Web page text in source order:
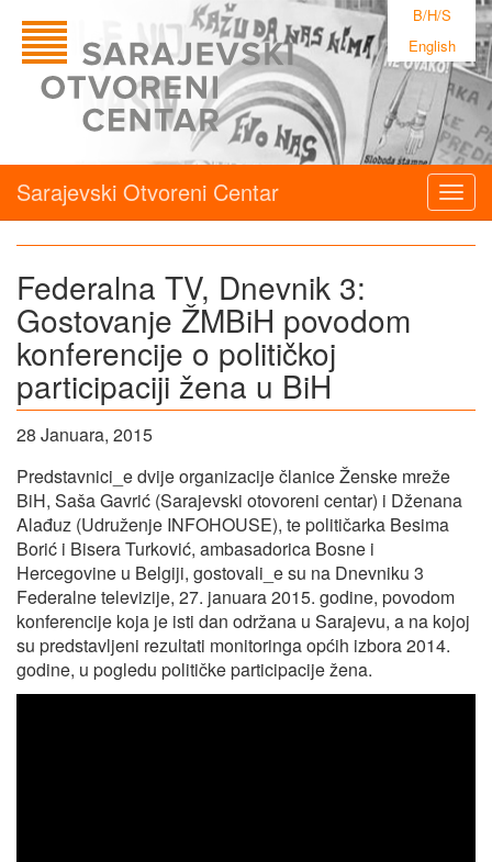
B/H/S
English
Sarajevski Otvoreni Centar
Federalna TV, Dnevnik 3:
Gostovanje ŽMBiH povodom
konferencije o političkoj
participaciji žena u BiH
28 Januara, 2015
Predstavnici_e dvije organizacije članice Ženske mreže
BiH, Saša Gavrić (Sarajevski otovoreni centar) i Dženana
Alađuz (Udruženje INFOHOUSE), te političarka Besima
Borić i Bisera Turković, ambasadorica Bosne i
Hercegovine u Belgiji, gostovali_e su na Dnevniku 3
Federalne televizije, 27. januara 2015. godine, povodom
konferencije koja je isti dan održana u Sarajevu, a na kojoj
su predstavljeni rezultati monitoringa općih izbora 2014.
godine, u pogledu političke participacije žena.